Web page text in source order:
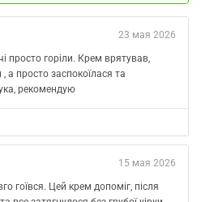
23 мая 2026
просто горіли. Крем врятував,
а просто заспокоїлася та
рекомендую
15 мая 2026
гоївся. Цей крем допоміг, після